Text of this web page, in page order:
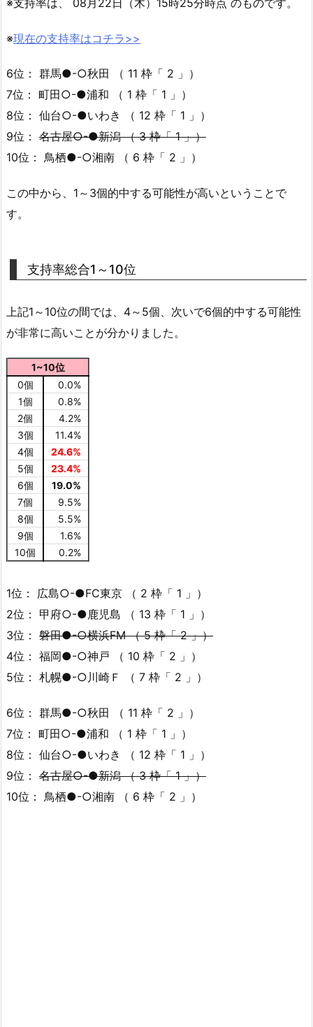
※現在の支持率はコチラ>>
6位： 群馬●-○秋田 （ 11 枠「 2 」）
7位： 町田○-●浦和 （ 1 枠「 1 」）
8位： 仙台○-●いわき （ 12 枠「 1 」）
9位： 名古屋○-●新潟 （ 3 枠「 1 」）
10位： 鳥栖●-○湘南 （ 6 枠「 2 」）
この中から、1～3個的中する可能性が高いということで
す。
支持率総合1～10位
上記1～10位の間では、4～5個、次いで6個的中する可能性
が非常に高いことが分かりました。
1~10位
0個
0.0%
1個
0.8%
2個
4.2%
3個
11.4%
4個
24.6%
5個
23.4%
6個
19.0%
7個
9.5%
8個
5.5%
9個
1.6%
10個
0.2%
1位： 広島○-●FC東京 （ 2 枠「 1 」）
2位： 甲府○-●鹿児島 （ 13 枠「 1 」）
3位： 磐田●-○横浜FM （ 5 枠「 2 」）
4位： 福岡●-○神戸 （ 10 枠「 2 」）
5位： 札幌●-○川崎Ｆ （ 7 枠「 2 」）
6位： 群馬●-○秋田 （ 11 枠「 2 」）
7位： 町田○-●浦和 （ 1 枠「 1 」）
8位： 仙台○-●いわき （ 12 枠「 1 」）
9位： 名古屋○-●新潟 （ 3 枠「 1 」）
10位： 鳥栖●-○湘南 （ 6 枠「 2 」）